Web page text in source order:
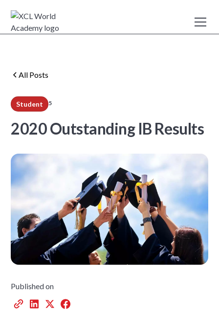
All Posts
Student 5
2020 Outstanding IB Results
Published on